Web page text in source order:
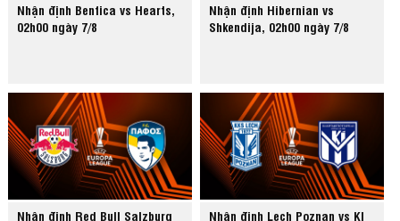
Nhận định Benfica vs Hearts,
02h00 ngày 7/8
Nhận định Hibernian vs
Shkendija, 02h00 ngày 7/8
Nhận định Red Bull Salzburg
Nhận định Lech Poznan vs KI